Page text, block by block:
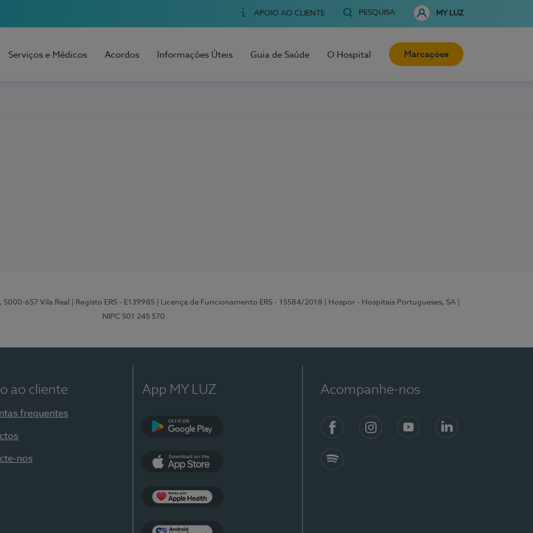
APOIO AO CLIENTE PESQUISA MY LUZ
Serviços e Médicos Acordos Informações Úteis Guia de Saúde O Hospital Marcações
5000-657 Vila Real | Registo ERS - E139985 | Licença de Funcionamento ERS - 15584/2018 | Hospor - Hospitais Portugueses, SA
NIPC 501 245 570
ao cliente
frequentes
nos
App MY LUZ Acompanhe-nos